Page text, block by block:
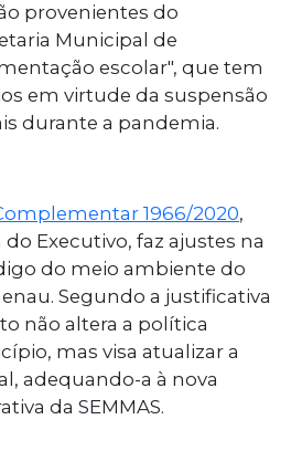
provenientes do
Municipal de
escolar", que tem
em virtude da suspensão
durante a pandemia.
1966/2020,
Executivo, faz ajustes na
do meio ambiente do
Segundo a justificativa
não altera a política
mas visa atualizar a
adequando-a à nova
da SEMMAS.